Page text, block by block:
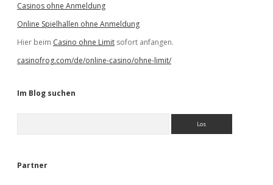
Casinos ohne Anmeldung
Online Spielhallen ohne Anmeldung
Hier beim Casino ohne Limit sofort anfangen.
casinofrog.com/de/online-casino/ohne-limit/
Im Blog suchen
e
Partner